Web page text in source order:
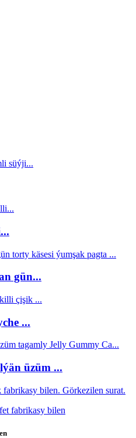
gün...
...
üzüm ...